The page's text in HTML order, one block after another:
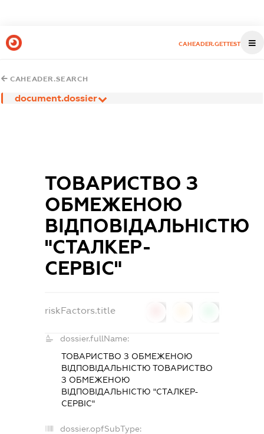
CAHEADER.GETTEST
CAHEADER.SEARCH
document.dossier
ТОВАРИСТВО З
ОБМЕЖЕНОЮ
ВІДПОВІДАЛЬНІСТЮ
"СТАЛКЕР-
СЕРВІС"
riskFactors.title
dossier.fullName:
ТОВАРИСТВО З ОБМЕЖЕНОЮ
ВІДПОВІДАЛЬНІСТЮ ТОВАРИСТВО
З ОБМЕЖЕНОЮ
ВІДПОВІДАЛЬНІСТЮ "СТАЛКЕР-
СЕРВІС"
dossier.opfSubType: